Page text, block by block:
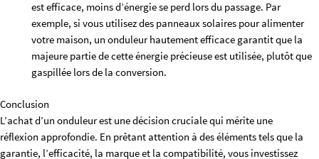
est efficace, moins d’énergie se perd lors du passage. Par
exemple, si vous utilisez des panneaux solaires pour alimenter
votre maison, un onduleur hautement efficace garantit que la
majeure partie de cette énergie précieuse est utilisée, plutôt que
gaspillée lors de la conversion.
Conclusion
L’achat d’un onduleur est une décision cruciale qui mérite une
réflexion approfondie. En prêtant attention à des éléments tels que la
garantie, l’efficacité, la marque et la compatibilité, vous investissez